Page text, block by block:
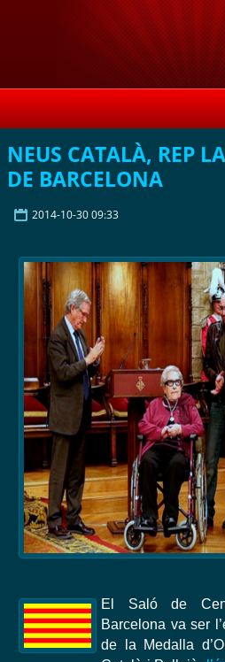
NEUS CATALÀ, REP
DE BARCELONA
2014-10-30 09:33
El Saló de
Barcelona va ser
de la Medalla